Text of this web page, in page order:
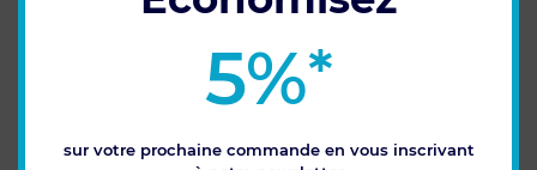
Directeur" pour un guidage précisément
Ce câble est disponible dans différentes
longueurs. Consultez nos produits associés
pour les découvrir.
*Attention : Ce produit n'inclut pas de
5%*
sur votre prochaine commande en vous inscrivant